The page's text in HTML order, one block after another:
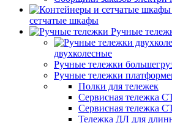
сетчатые шкафы
Ручные
двухколесные
Ручные тележки
Ручные тележки
Полки для тележек
Сервисная тележка
Сервисная тележка
Тележка ДЛ для